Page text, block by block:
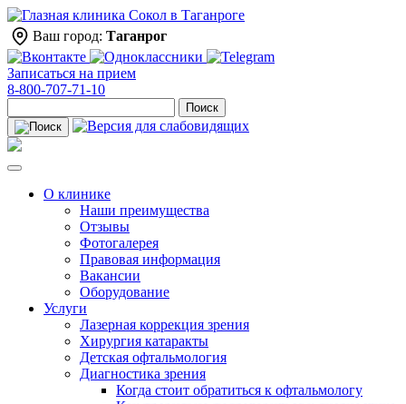
Ваш город: Таганрог
Записаться на прием
8-800-707-71-10
Поиск
О клинике
Наши преимущества
Отзывы
Фотогалерея
Правовая информация
Вакансии
Оборудование
Услуги
Лазерная коррекция зрения
Хирургия катаракты
Детская офтальмология
Диагностика зрения
Когда стоит обратиться к офтальмологу